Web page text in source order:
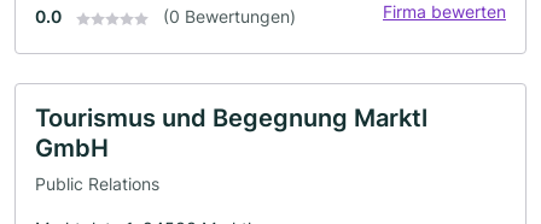
0.0 (0 Bewertungen) Firma bewerten
Tourismus und Begegnung Marktl
GmbH
Public Relations